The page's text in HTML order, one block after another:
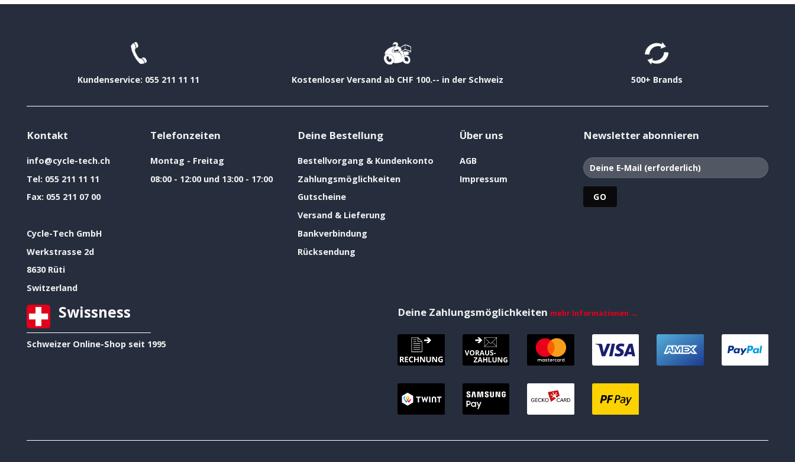
Kundenservice: 055 211 11 11 Kostenloser Versand ab CHF 100.-- in der Schweiz 500+ Brands
Kontakt
info@cycle-tech.ch
Tel: 055 211 11 11
Fax: 055 211 07 00
Cycle-Tech GmbH
Werkstrasse 2d
8630 Rüti
Switzerland
Telefonzeiten
Montag - Freitag
08:00 - 12:00 und 13:00 - 17:00
Deine Bestellung
Bestellvorgang & Kundenkonto
Zahlungsmöglichkeiten
Gutscheine
Versand & Lieferung
Bankverbindung
Rücksendung
Über uns
AGB
Impressum
Newsletter abonnieren
Swissness
Schweizer Online-Shop seit 1995
Deine Zahlungsmöglichkeiten mehr Informationen →